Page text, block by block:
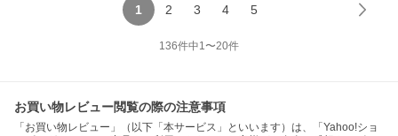
1 2 3 4 5
136件中1〜20件
お買い物レビュー閲覧の際の注意事項
「お買い物レビュー」（以下「本サービス」といいます）は、「Yahoo!ショ